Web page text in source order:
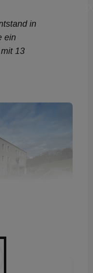
in
ein
13